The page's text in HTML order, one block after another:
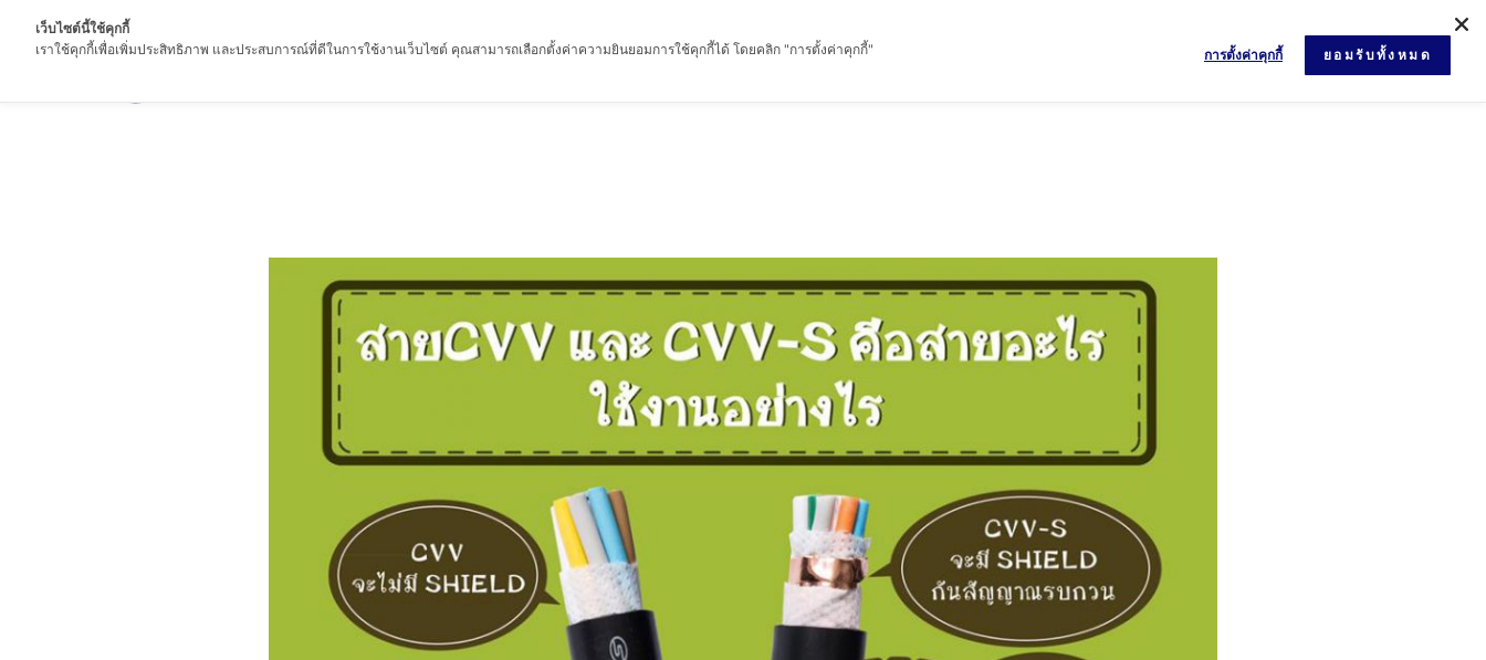
เว็บไซต์นี้ใช้คุกกี้
เราใช้คุกกี้เพื่อเพิ่มประสิทธิภาพ และประสบการณ์ที่ดีในการใช้งานเว็บไซต์ คุณสามารถเลือกตั้งค่าความยินยอมการใช้คุกกี้ได้ โดยคลิก "การตั้งค่าคุกกี้"
ยอมรับทั้งหมด
การตั้งค่าคุกกี้